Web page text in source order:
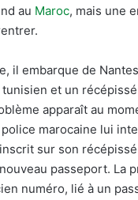
au Maroc, mais une
il embarque de
et un
apparaît au
marocaine lui
sur son
passeport. La
numéro, lié à un